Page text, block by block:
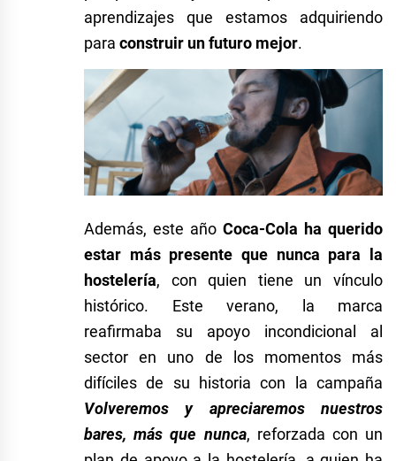
aprendizajes que estamos adquiriendo
para construir un futuro mejor.
Además, este año Coca-Cola ha querido
estar más presente que nunca para la
hostelería, con quien tiene un vínculo
histórico. Este verano, la marca
reafirmaba su apoyo incondicional al
sector en uno de los momentos más
difíciles de su historia con la campaña
Volveremos y apreciaremos nuestros
bares, más que nunca, reforzada con un